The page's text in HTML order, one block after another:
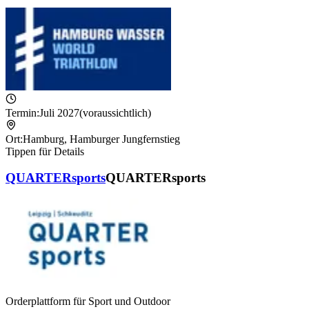
Termin:Juli 2027(voraussichtlich)
Ort:Hamburg, Hamburger Jungfernstieg
Tippen für Details
QUARTERsportsQUARTERsports
Orderplattform für Sport und Outdoor